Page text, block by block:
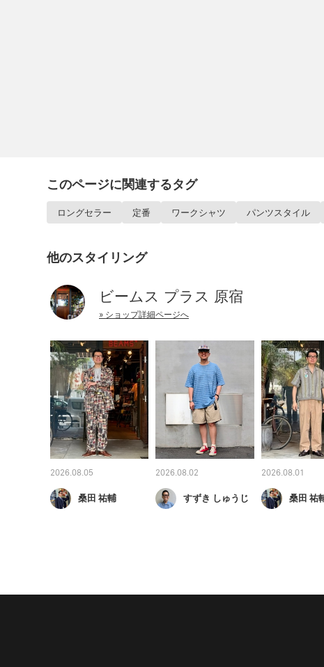
このページに関連するタグ
ロングセラー 定番 ワークシャツ パンツスタイル
他のスタイリング
ビームス プラス 原宿
» ショップ詳細ページへ
2026.08.05
桑田 祐輔
2026.08.02
すずき しゅうじ
2026.08.01
桑田 祐